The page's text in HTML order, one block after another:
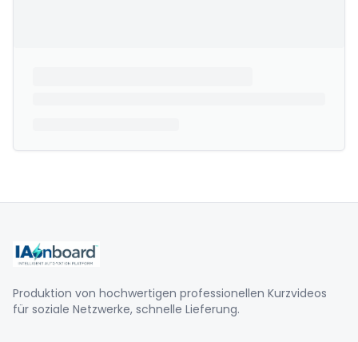
Produktion von hochwertigen professionellen Kurzvideos
für soziale Netzwerke, schnelle Lieferung.